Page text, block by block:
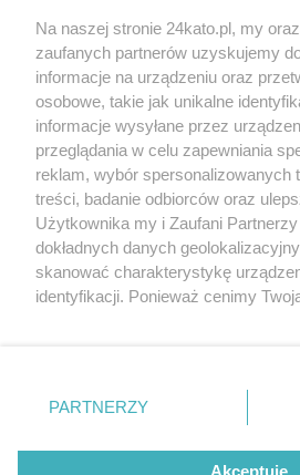
3 / 5
Galeria
Wydawca mediów lokalnych
Nie zapomnij
zapoznać się z:
polityką prywatności regulamin
Twojemiasto
Piekary Śląskie
Chorzów
Tarnowskie Góry
Gliwice
Na naszej stronie 24kato.pl, my
zaufanych partnerów uzyskujemy
informacje na urządzeniu oraz
osobowe, takie jak unikalne
informacje wysyłane przez
przeglądania w celu zapewniania
reklam, wybór spersonalizowanych
treści, badanie odbiorców oraz
Użytkownika my i Zaufani
dokładnych danych
skanować charakterystykę
identyfikacji. Ponieważ cenimy
prywatności znajdujący się w
. Niektóre rodzaje przetwarzania
zgody użytkownika, ale masz
takiemu przetwarzaniu. Preferencje
PARTNERZY
Akceptuję